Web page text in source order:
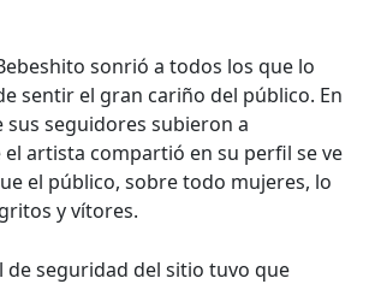
sonrió a todos los que lo
sentir el gran cariño del público. En
sus seguidores subieron a
el artista compartió en su perfil se ve
el público, sobre todo mujeres, lo
y vítores.
de seguridad del sitio tuvo que